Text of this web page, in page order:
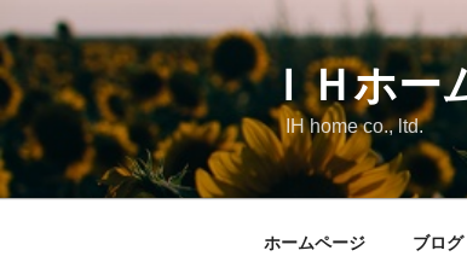
ン
テ
ン
ツ
へ
ス
ＩＨホー
IH home co., ltd.
ホームページ ブログ